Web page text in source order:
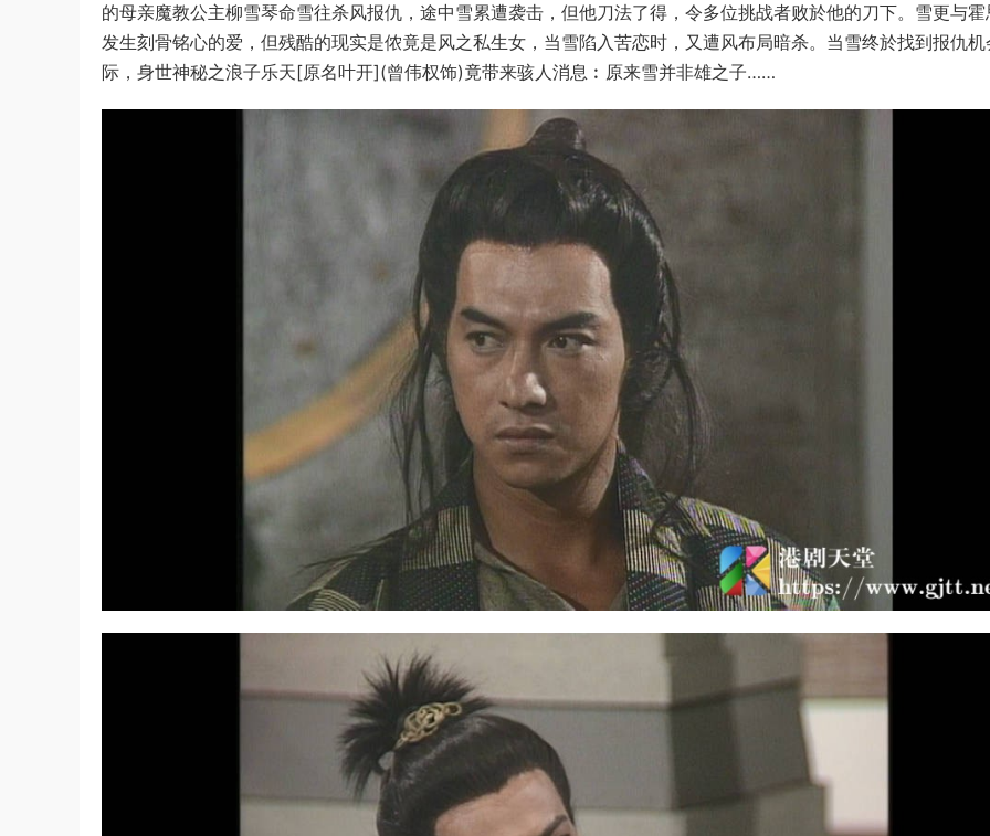
的母亲魔教公主柳雪琴命雪往杀风报仇，途中雪累遭袭击，但他刀法了得，令多位挑战者败於他的刀下。雪更与霍
发生刻骨铭心的爱，但残酷的现实是侬竟是风之私生女，当雪陷入苦恋时，又遭风布局暗杀。当雪终於找到报仇机
际，身世神秘之浪子乐天[原名叶开](曾伟权饰)竟带来骇人消息︰原来雪并非雄之子……